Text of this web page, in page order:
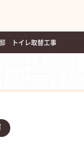
トイレ取替工事